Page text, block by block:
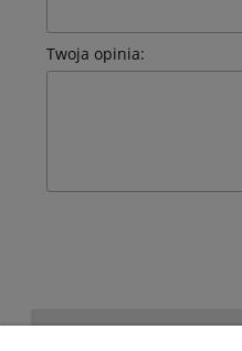
Twoja opinia: